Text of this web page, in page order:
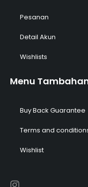
Pesanan
Detail Akun
Wishlists
Menu
Buy Back Guarantee
Terms and
Wishlist